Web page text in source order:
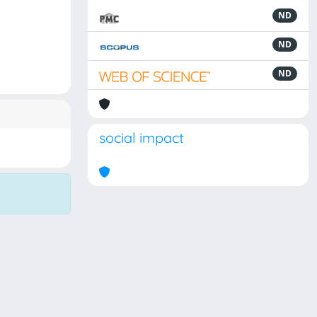
ND
ND
ND
social impact